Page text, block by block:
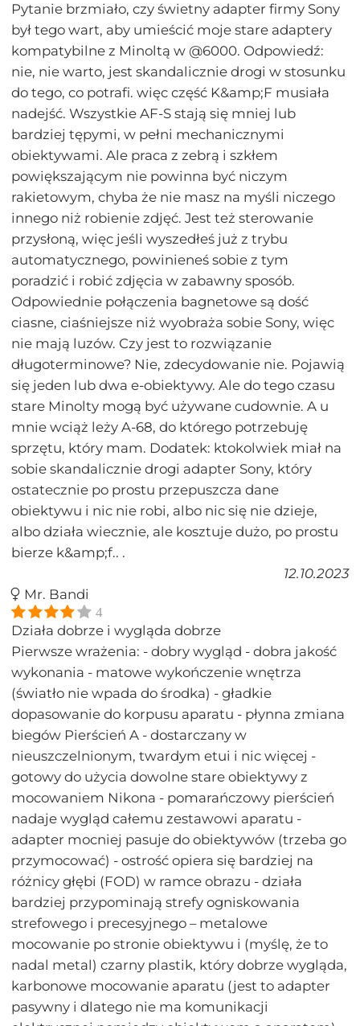
Pytanie brzmiało, czy świetny adapter firmy Sony
był tego wart, aby umieścić moje stare adaptery
kompatybilne z Minoltą w @6000. Odpowiedź:
nie, nie warto, jest skandalicznie drogi w stosunku
do tego, co potrafi. więc część K&amp;F musiała
nadejść. Wszystkie AF-S stają się mniej lub
bardziej tępymi, w pełni mechanicznymi
obiektywami. Ale praca z zebrą i szkłem
powiększającym nie powinna być niczym
rakietowym, chyba że nie masz na myśli niczego
innego niż robienie zdjęć. Jest też sterowanie
przysłoną, więc jeśli wyszedłeś już z trybu
automatycznego, powinieneś sobie z tym
poradzić i robić zdjęcia w zabawny sposób.
Odpowiednie połączenia bagnetowe są dość
ciasne, ciaśniejsze niż wyobraża sobie Sony, więc
nie mają luzów. Czy jest to rozwiązanie
długoterminowe? Nie, zdecydowanie nie. Pojawią
się jeden lub dwa e-obiektywy. Ale do tego czasu
stare Minolty mogą być używane cudownie. A u
mnie wciąż leży A-68, do którego potrzebuję
sprzętu, który mam. Dodatek: ktokolwiek miał na
sobie skandalicznie drogi adapter Sony, który
ostatecznie po prostu przepuszcza dane
obiektywu i nic nie robi, albo nic się nie dzieje,
albo działa wiecznie, ale kosztuje dużo, po prostu
bierze k&amp;f.. .
12.10.2023
Mr. Bandi
4
Działa dobrze i wygląda dobrze
Pierwsze wrażenia: - dobry wygląd - dobra jakość
wykonania - matowe wykończenie wnętrza
(światło nie wpada do środka) - gładkie
dopasowanie do korpusu aparatu - płynna zmiana
biegów Pierścień A - dostarczany w
nieuszczelnionym, twardym etui i nic więcej -
gotowy do użycia dowolne stare obiektywy z
mocowaniem Nikona - pomarańczowy pierścień
nadaje wygląd całemu zestawowi aparatu -
adapter mocniej pasuje do obiektywów (trzeba go
przymocować) - ostrość opiera się bardziej na
różnicy głębi (FOD) w ramce obrazu - działa
bardziej przypominają strefy ogniskowania
strefowego i precesyjnego – metalowe
mocowanie po stronie obiektywu i (myślę, że to
nadal metal) czarny plastik, który dobrze wygląda,
karbonowe mocowanie aparatu (jest to adapter
pasywny i dlatego nie ma komunikacji